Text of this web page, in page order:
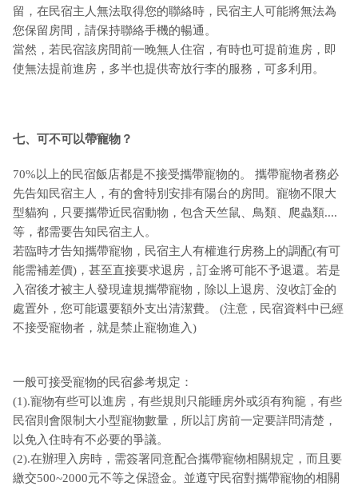
留，在民宿主人無法取得您的聯絡時，民宿主人可能將無法為
您保留房間，請保持聯絡手機的暢通。
當然，若民宿該房間前一晚無人住宿，有時也可提前進房，即
使無法提前進房，多半也提供寄放行李的服務，可多利用。
七、可不可以帶寵物？
70%以上的民宿飯店都是不接受攜帶寵物的。 攜帶寵物者務必
先告知民宿主人，有的會特別安排有陽台的房間。寵物不限大
型貓狗，只要攜帶近民宿動物，包含天竺鼠、鳥類、爬蟲類....
等，都需要告知民宿主人。
若臨時才告知攜帶寵物，民宿主人有權進行房務上的調配(有可
能需補差價)，甚至直接要求退房，訂金將可能不予退還。若是
入宿後才被主人發現違規攜帶寵物，除以上退房、沒收訂金的
處置外，您可能還要額外支出清潔費。 (注意，民宿資料中已經
不接受寵物者，就是禁止寵物進入)
一般可接受寵物的民宿參考規定：
(1).寵物有些可以進房，有些規則只能睡房外或須有狗籠，有些
民宿則會限制大小型寵物數量，所以訂房前一定要詳問清楚，
以免入住時有不必要的爭議。
(2).在辦理入房時，需簽署同意配合攜帶寵物相關規定，而且要
繳交500~2000元不等之保證金。並遵守民宿對攜帶寵物的相關